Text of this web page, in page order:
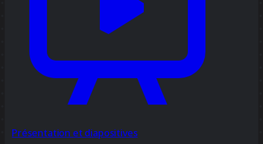
Présentation et diapositives